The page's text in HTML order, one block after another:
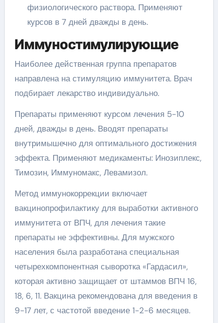
физиологического раствора. Применяют
курсов в 7 дней дважды в день.
Иммуностимулирующие
Наиболее действенная группа препаратов
направлена на стимуляцию иммунитета. Врач
подбирает лекарство индивидуально.
Препараты применяют курсом лечения 5-10
дней, дважды в день. Вводят препараты
внутримышечно для оптимального достижения
эффекта. Применяют медикаменты: Инозиплекс,
Тимозин, Иммуномакс, Левамизол.
Метод иммунокоррекции включает
вакцинопрофилактику для выработки активного
иммунитета от ВПЧ, для лечения такие
препараты не эффективны. Для мужского
населения была разработана специальная
четырехкомпонентная сыворотка «Гардасил»,
которая активно защищает от штаммов ВПЧ 16,
18, 6, 11. Вакцина рекомендована для введения в
9-17 лет, с частотой введение 1-2-6 месяцев.